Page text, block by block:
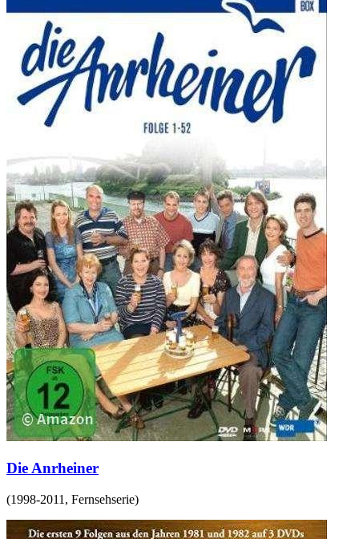
Die Anrheiner
(1998-2011 , Fernsehserie)